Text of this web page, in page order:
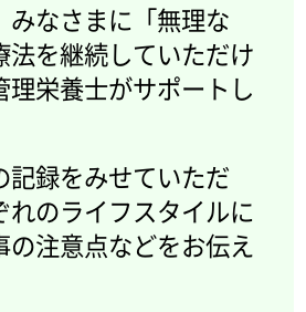
みなさまに「無理な
法を継続していただけ
理栄養士がサポートし
記録をみせていただ
れのライフスタイルに
の注意点などをお伝え